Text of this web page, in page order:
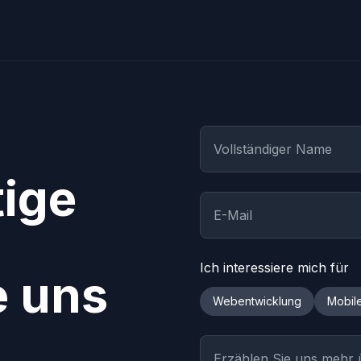
uns
Ich interessiere mich für
Webentwicklung